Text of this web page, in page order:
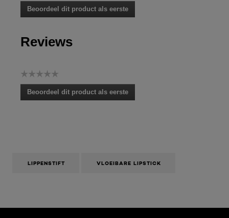
scorewaarde
Beoordeel dit product als eerste
.
deze
actie
een
modaal
dialoogvenster.
Reviews
☆☆☆☆☆
Geen
scorewaarde
Beoordeel dit product als eerste
.
een
LIPPENSTIFT VLOEIBARE LIPSTICK